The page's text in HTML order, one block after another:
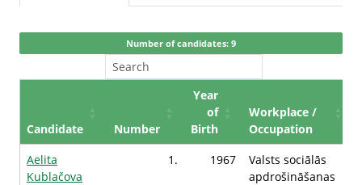
Number of candidates: 9
Candidate Number
Year
of
Birth
Workplace /
Occupation
Aelita
Kublačova
1. 1967
Valsts sociālās
apdrošināšanas